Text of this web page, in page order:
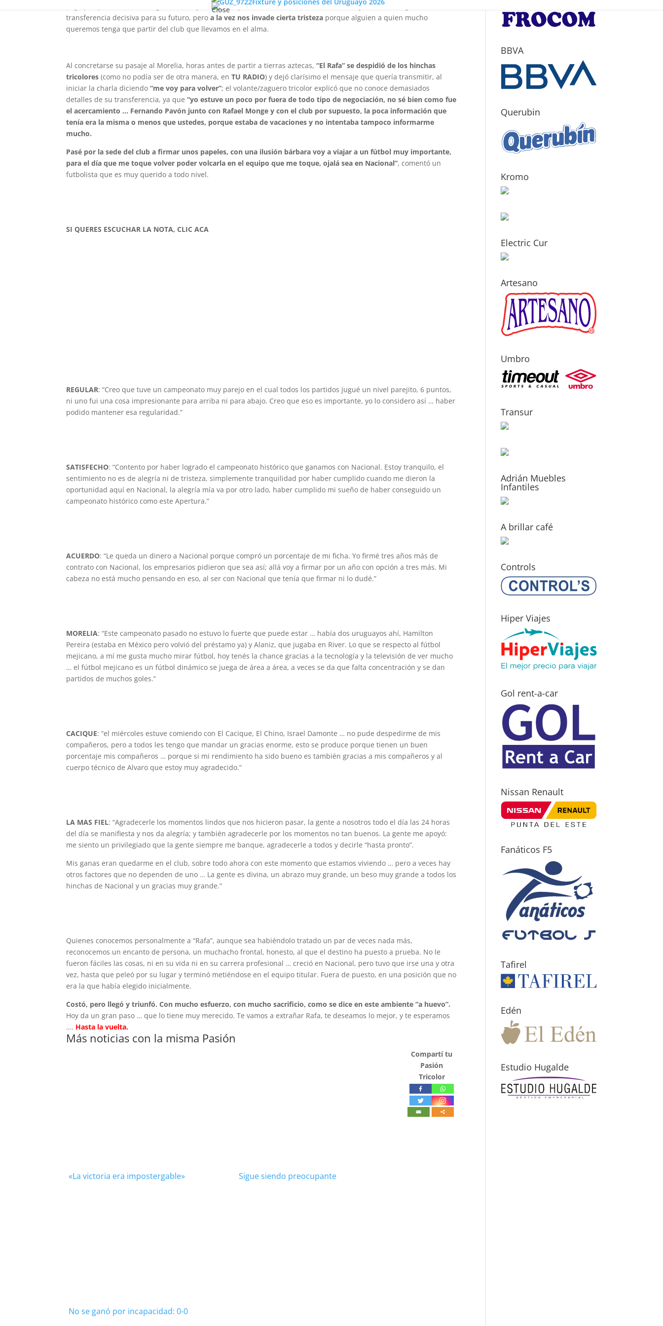
Close
todos nos alegramos de que tenga la posibilidad de “avanzar” en su vida profesional
transferencia decisiva para su futuro, peroa la vez nos invade cierta tristeza porque alguien a quien mucho
queremos tenga que partir del club que llevamos en el alma.
Al concretarse su pasaje al Morelia, horas antes de partir a tierras aztecas,“El Rafa” se despidió de los hinchas
tricolores (como no podía ser de otra manera, en TU RADIO) y dejó clarísimo el mensaje que quería transmitir, al
iniciar la charla diciendo“me voy para volver”; el volante/zaguero tricolor explicó que no conoce demasiados
detalles de su transferencia, ya que“yo estuve un poco por fuera de todo tipo de negociación, no sé bien como fue
el acercamiento … Fernando Pavón junto con Rafael Monge y con el club por supuesto, la poca información que
tenía era la misma o menos que ustedes, porque estaba de vacaciones y no intentaba tampoco informarme
mucho.
Pasé por la sede del club a firmar unos papeles, con una ilusión bárbara voy a viajar a un fútbol muy importante,
para el día que me toque volver poder volcarla en el equipo que me toque, ojalá sea en Nacional”, comentó un
futbolista que es muy querido a todo nivel.
SI QUERES ESCUCHAR LA NOTA, CLIC ACA
REGULAR: “Creo que tuve un campeonato muy parejo en el cual todos los partidos jugué un nivel parejito, 6 puntos,
ni uno fui una cosa impresionante para arriba ni para abajo. Creo que eso es importante, yo lo considero así … haber
podido mantener esa regularidad.”
SATISFECHO: “Contento por haber logrado el campeonato histórico que ganamos con Nacional. Estoy tranquilo, el
sentimiento no es de alegría ni de tristeza, simplemente tranquilidad por haber cumplido cuando me dieron la
oportunidad aquí en Nacional, la alegría mía va por otro lado, haber cumplido mi sueño de haber conseguido un
campeonato histórico como este Apertura.”
ACUERDO: “Le queda un dinero a Nacional porque compró un porcentaje de mi ficha. Yo firmé tres años más de
contrato con Nacional, los empresarios pidieron que sea así; allá voy a firmar por un año con opción a tres más. Mi
cabeza no está mucho pensando en eso, al ser con Nacional que tenía que firmar ni lo dudé.”
MORELIA: “Este campeonato pasado no estuvo lo fuerte que puede estar … había dos uruguayos ahí, Hamilton
Pereira (estaba en México pero volvió del préstamo ya) y Alaniz, que jugaba en River. Lo que se respecto al fútbol
mejicano, a mí me gusta mucho mirar fútbol, hoy tenés la chance gracias a la tecnología y la televisión de ver mucho
… el fútbol mejicano es un fútbol dinámico se juega de área a área, a veces se da que falta concentración y se dan
partidos de muchos goles.”
CACIQUE: “el miércoles estuve comiendo con El Cacique, El Chino, Israel Damonte … no pude despedirme de mis
compañeros, pero a todos les tengo que mandar un gracias enorme, esto se produce porque tienen un buen
porcentaje mis compañeros … porque si mi rendimiento ha sido bueno es también gracias a mis compañeros y al
cuerpo técnico de Alvaro que estoy muy agradecido.”
LA MAS FIEL: “Agradecerle los momentos lindos que nos hicieron pasar, la gente a nosotros todo el día las 24 horas
del día se manifiesta y nos da alegría; y también agradecerle por los momentos no tan buenos. La gente me apoyó:
me siento un privilegiado que la gente siempre me banque, agradecerle a todos y decirle “hasta pronto”.
Mis ganas eran quedarme en el club, sobre todo ahora con este momento que estamos viviendo … pero a veces hay
otros factores que no dependen de uno … La gente es divina, un abrazo muy grande, un beso muy grande a todos los
hinchas de Nacional y un gracias muy grande.”
Quienes conocemos personalmente a “Rafa”, aunque sea habiéndolo tratado un par de veces nada más,
reconocemos un encanto de persona, un muchacho frontal, honesto, al que el destino ha puesto a prueba. No le
fueron fáciles las cosas, ni en su vida ni en su carrera profesional … creció en Nacional, pero tuvo que irse una y otra
vez, hasta que peleó por su lugar y terminó metiéndose en el equipo titular. Fuera de puesto, en una posición que no
era la que había elegido inicialmente.
Costó, pero llegó y triunfó. Con mucho esfuerzo, con mucho sacrificio, como se dice en este ambiente “a huevo”.
Hoy da un gran paso … que lo tiene muy merecido. Te vamos a extrañar Rafa, te deseamos lo mejor, y te esperamos
…. Hasta la vuelta.
Más noticias con la misma Pasión
«La victoria era impostergable» Sigue siendo preocupante
No se ganó por incapacidad: 0-0
Compartí tu
Pasión
Tricolor
BBVA
Querubin
Kromo
Electric Cur
Artesano
Umbro
Transur
Adrián Muebles
Infantiles
A brillar café
Controls
Hiper Viajes
Gol rent-a-car
Nissan Renault
Fanáticos F5
Tafirel
Edén
Estudio Hugalde